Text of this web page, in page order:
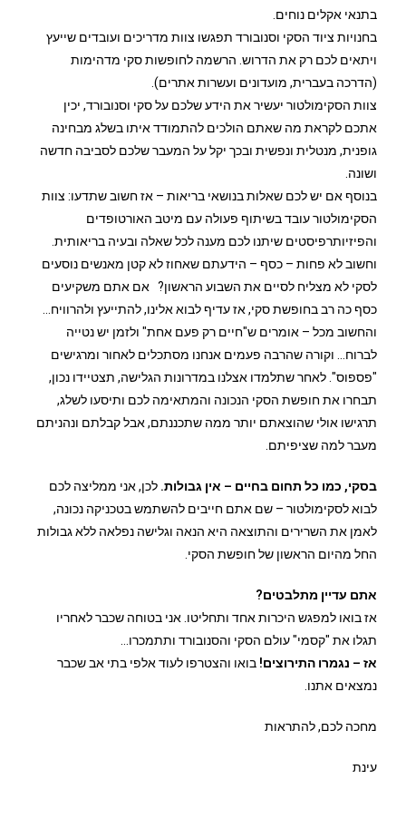
בתנאי אקלים נוחים.
בחנויות ציוד הסקי וסנובורד תפגשו צוות מדריכים ועובדים שייעץ
ויתאים לכם רק את הדרוש. הרשמה לחופשות סקי מדהימות
(הדרכה בעברית, מועדונים ועשרות אתרים).
צוות הסקימולטור יעשיר את הידע שלכם על סקי וסנובורד, יכין
אתכם לקראת מה שאתם הולכים להתמודד איתו בשלג מבחינה
גופנית, מנטלית ונפשית ובכך יקל על המעבר שלכם לסביבה חדשה
ושונה.
בנוסף אם יש לכם שאלות בנושאי בריאות – אז חשוב שתדעו: צוות
הסקימולטור עובד בשיתוף פעולה עם מיטב האורטופדים
והפיזיותרפיסטים שיתנו לכם מענה לכל שאלה ובעיה בריאותית.
וחשוב לא פחות – כסף – הידעתם שאחוז לא קטן מאנשים נוסעים
לסקי לא מצליח לסיים את השבוע הראשון? אם אתם משקיעים
כסף כה רב בחופשת סקי, אז עדיף לבוא אלינו, להתייעץ ולהרוויח…
והחשוב מכל – אומרים ש"חיים רק פעם אחת" ולזמן יש נטייה
לברוח… וקורה שהרבה פעמים אנחנו מסתכלים לאחור ומרגישים
"פספוס". לאחר שתלמדו אצלנו במדרונות הגלישה, תצטיידו נכון,
תבחרו את חופשת הסקי הנכונה והמתאימה לכם ותיסעו לשלג,
תרגישו אולי שהוצאתם יותר ממה שתכננתם, אבל קבלתם ונהניתם
מעבר למה שציפיתם.
בסקי, כמו כל תחום בחיים – אין גבולות.לכן, אני ממליצה לכם
לבוא לסקימולטור – שם אתם חייבים להשתמש בטכניקה נכונה,
לאמן את השרירים והתוצאה היא הנאה וגלישה נפלאה ללא גבולות
החל מהיום הראשון של חופשת הסקי.
אתם עדיין מתלבטים?
אז בואו למפגש היכרות אחד ותחליטו. אני בטוחה שכבר לאחריו
תגלו את "קסמי" עולם הסקי והסנובורד ותתמכרו…
אז – נגמרו התירוצים!בואו והצטרפו לעוד אלפי בתי אב שכבר
נמצאים אתנו.
מחכה לכם, להתראות
עינת